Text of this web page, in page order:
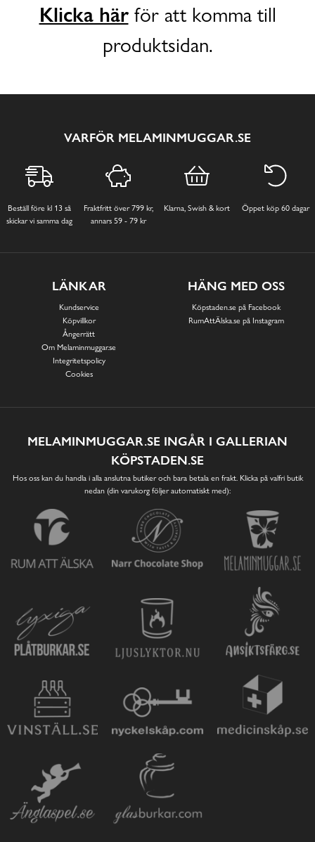
Klicka härför att komma till
produktsidan.
VARFÖR MELAMINMUGGAR.SE
Beställ före kl 13 så
skickar vi samma dag
Fraktfritt över 799 kr,
annars 59 - 79 kr
Klarna, Swish & kort Öppet köp 60 dagar
LÄNKAR
Kundservice
Köpvillkor
Ångerrätt
Om Melaminmuggar.se
Integritetspolicy
Cookies
HÄNG MED OSS
Köpstaden.se på Facebook
RumAttÄlska.se på Instagram
MELAMINMUGGAR.SE INGÅR I GALLERIAN
KÖPSTADEN.SE
Hos oss kan du handla i alla anslutna butiker och bara betala en frakt. Klicka på valfri butik
nedan (din varukorg följer automatiskt med):